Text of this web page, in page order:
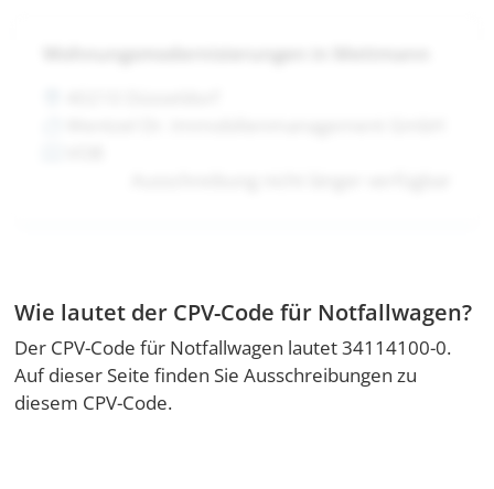
Wie lautet der CPV-Code für Notfallwagen?
Der CPV-Code für Notfallwagen lautet 34114100-0.
Auf dieser Seite finden Sie Ausschreibungen zu
diesem CPV-Code.